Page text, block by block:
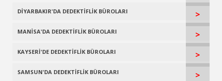
DİYARBAKIR'DA DEDEKTİFLİK BÜROLARI >
MANİSA'DA DEDEKTİFLİK BÜROLARI >
KAYSERİ'DE DEDEKTİFLİK BÜROLARI >
SAMSUN'DA DEDEKTİFLİK BÜROLARI >